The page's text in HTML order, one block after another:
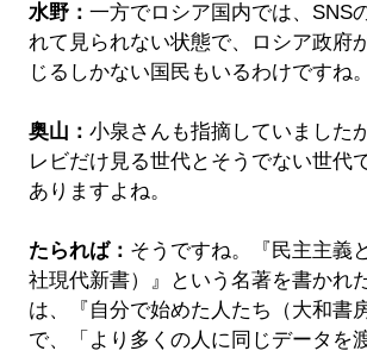
水野： 一方でロシア国内では、SNS
れて見られない状態で、ロシア政府
じるしかない国民もいるわけですね。
奥山： 小泉さんも指摘していました
レビだけ見る世代とそうでない世代
ありますよね。
たられば： そうですね。『民主主義
社現代新書）』という名著を書かれ
は、『自分で始めた人たち（大和書
で、「より多くの人に同じデータを